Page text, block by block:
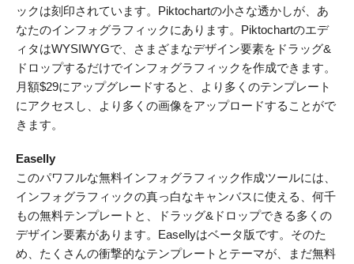
ックは刻印されています。Piktochartの小さな透かしが、あ
なたのインフォグラフィックにあります。Piktochartのエデ
ィタはWYSIWYGで、さまざまなデザイン要素をドラッグ&
ドロップするだけでインフォグラフィックを作成できます。
月額$29にアップグレードすると、より多くのテンプレート
にアクセスし、より多くの画像をアップロードすることがで
きます。
Easelly
このパワフルな無料インフォグラフィック作成ツールには、
インフォグラフィックの真っ白なキャンバスに使える、何千
もの無料テンプレートと、ドラッグ&ドロップできる多くの
デザイン要素があります。Easellyはベータ版です。そのた
め、たくさんの衝撃的なテンプレートとテーマが、まだ無料